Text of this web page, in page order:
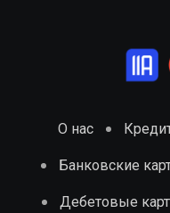
О нас
Банковские
Дебетовые